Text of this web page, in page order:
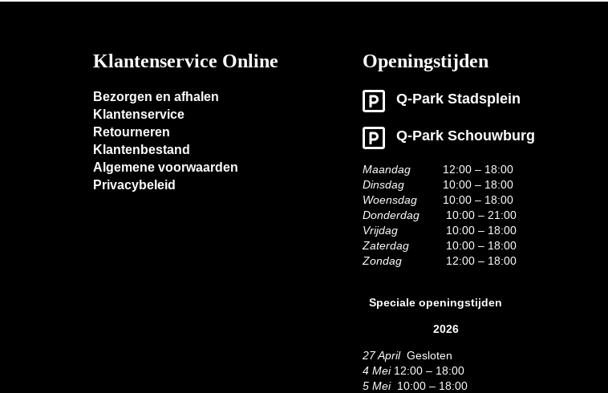
Klantenservice Online
Bezorgen en afhalen
Klantenservice
Retourneren
Klantenbestand
Algemene voorwaarden
Privacybeleid
Openingstijden
Q-Park Stadsplein
Q-Park Schouwburg
Maandag
12:00 – 18:00
Dinsdag
10:00 – 18:00
Woensdag
10:00 – 18:00
Donderdag
10:00 – 21:00
Vrijdag
10:00 – 18:00
Zaterdag
10:00 – 18:00
Zondag
12:00 – 18:00
Speciale openingstijden
2026
27 AprilGesloten
4 Mei12:00 – 18:00
5 Mei10:00 – 18:00